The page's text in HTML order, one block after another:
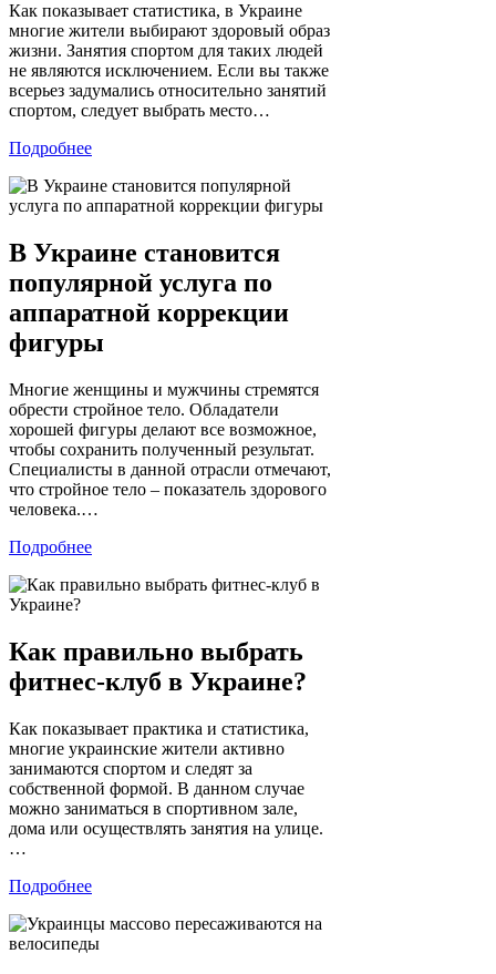
Как показывает статистика, в Украине
многие жители выбирают здоровый образ
жизни. Занятия спортом для таких людей
не являются исключением. Если вы также
всерьез задумались относительно занятий
спортом, следует выбрать место…
Подробнее
В Украине становится
популярной услуга по
аппаратной коррекции
фигуры
Многие женщины и мужчины стремятся
обрести стройное тело. Обладатели
хорошей фигуры делают все возможное,
чтобы сохранить полученный результат.
Специалисты в данной отрасли отмечают,
что стройное тело – показатель здорового
человека.…
Подробнее
Как правильно выбрать
фитнес-клуб в Украине?
Как показывает практика и статистика,
многие украинские жители активно
занимаются спортом и следят за
собственной формой. В данном случае
можно заниматься в спортивном зале,
дома или осуществлять занятия на улице.
…
Подробнее